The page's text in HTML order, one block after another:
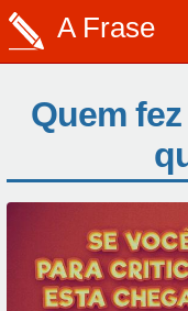
A Frase
Quem